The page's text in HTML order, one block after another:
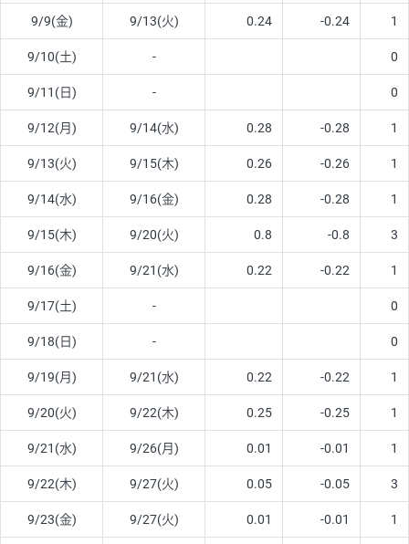
9/9(金) 9/13(火) 0.24 -0.24 1
9/10(土) - 0
9/11(日) - 0
9/12(月) 9/14(水) 0.28 -0.28 1
9/13(火) 9/15(木) 0.26 -0.26 1
9/14(水) 9/16(金) 0.28 -0.28 1
9/15(木) 9/20(火) 0.8 -0.8 3
9/16(金) 9/21(水) 0.22 -0.22 1
9/17(土) - 0
9/18(日) - 0
9/19(月) 9/21(水) 0.22 -0.22 1
9/20(火) 9/22(木) 0.25 -0.25 1
9/21(水) 9/26(月) 0.01 -0.01 1
9/22(木) 9/27(火) 0.05 -0.05 3
9/23(金) 9/27(火) 0.01 -0.01 1